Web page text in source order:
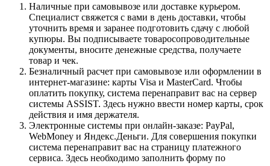
Наличные при самовывозе или доставке курьером.
Специалист свяжется с вами в день доставки, чтобы
уточнить время и заранее подготовить сдачу с любой
купюры. Вы подписываете товаросопроводительные
документы, вносите денежные средства, получаете
товар и чек.
Безналичный расчет при самовывозе или оформлении в
интернет-магазине: карты Visa и MasterCard. Чтобы
оплатить покупку, система перенаправит вас на сервер
системы ASSIST. Здесь нужно ввести номер карты, срок
действия и имя держателя.
Электронные системы при онлайн-заказе: PayPal,
WebMoney и Яндекс.Деньги. Для совершения покупки
система перенаправит вас на страницу платежного
сервиса. Здесь необходимо заполнить форму по